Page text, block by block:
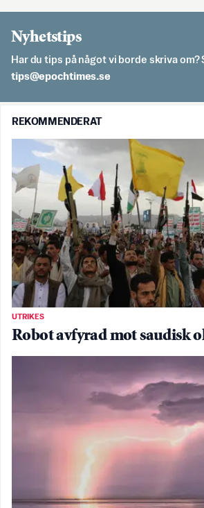
Nyhetstips
Har du tips på något vi borde skriva om?
es.semithcope@spit
REKOMMENDERAT
UTRIKES
Robot avfyrad mot saudisk